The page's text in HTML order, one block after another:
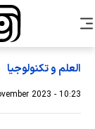
العلم و تکنولوجیا
2023 - 10:23